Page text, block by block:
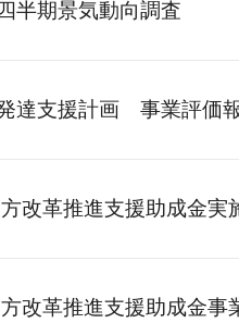
半期景気動向調査
達支援計画 事業評価
改革推進支援助成金実
改革推進支援助成金事